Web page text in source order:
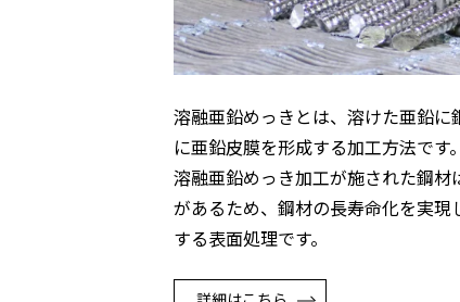
溶融亜鉛めっきとは、溶けた亜鉛
に亜鉛皮膜を形成する加工方法です。
溶融亜鉛めっき加工が施された鋼
があるため、鋼材の長寿命化を実
する表面処理です。